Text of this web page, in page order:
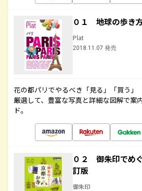
０１ 地球の歩き
Plat
2018.11.07 発売
花の都パリでやるべき「見る」「買う」
厳選して、豊富な写真と詳細な図解で案
ド。
０２ 御朱印でめ
訂版
御朱印